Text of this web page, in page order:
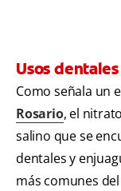
Usos
Como señala un
Rosario, el
salino que se
dentales y
más comunes